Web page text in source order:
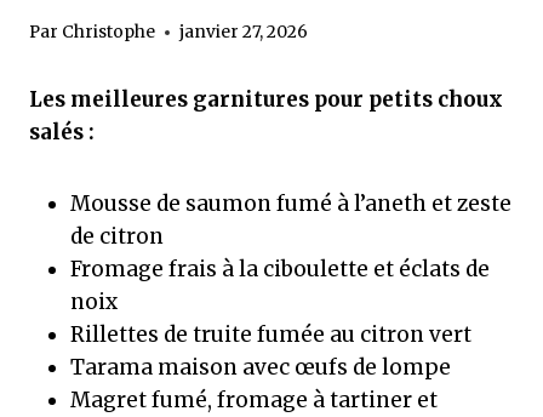
Par Christophe janvier 27, 2026
Les meilleures garnitures pour petits choux
salés :
Mousse de saumon fumé à l’aneth et zeste
de citron
Fromage frais à la ciboulette et éclats de
noix
Rillettes de truite fumée au citron vert
Tarama maison avec œufs de lompe
Magret fumé, fromage à tartiner et